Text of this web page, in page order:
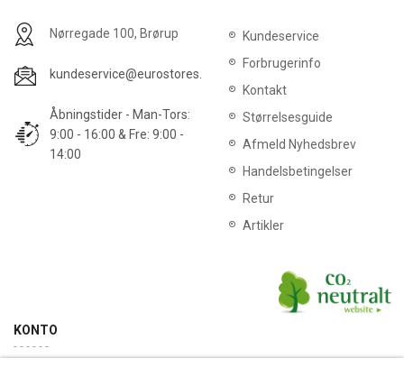
Nørregade 100, Brørup
kundeservice@eurostores.dk
Åbningstider - Man-Tors:
9:00 - 16:00 & Fre: 9:00 -
14:00
Kundeservice
Forbrugerinfo
Kontakt
Størrelsesguide
Afmeld Nyhedsbrev
Handelsbetingelser
Retur
Artikler
KONTO